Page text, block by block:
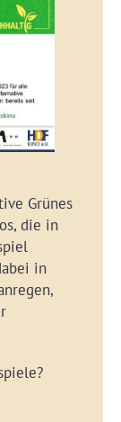
Grünes
die in
in